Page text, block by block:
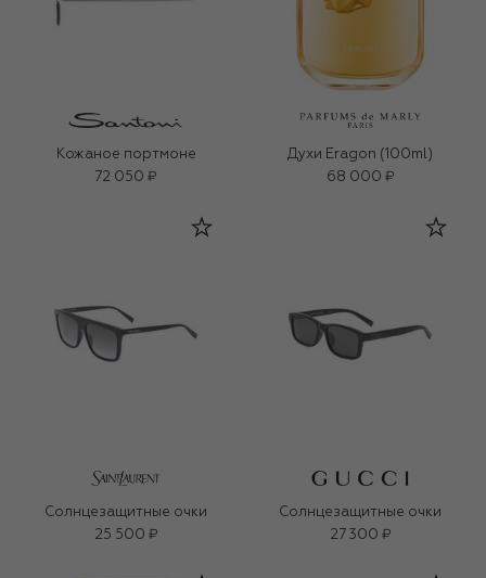
Кожаное портмоне
72 050 ₽
Духи Eragon (100ml)
68 000 ₽
Солнцезащитные очки
25 500 ₽
Солнцезащитные очки
27 300 ₽